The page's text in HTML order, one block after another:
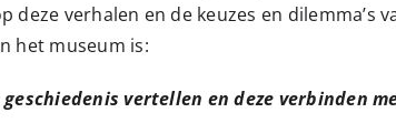
deze verhalen en de keuzes en
het museum is:
vertellen en deze verbinden